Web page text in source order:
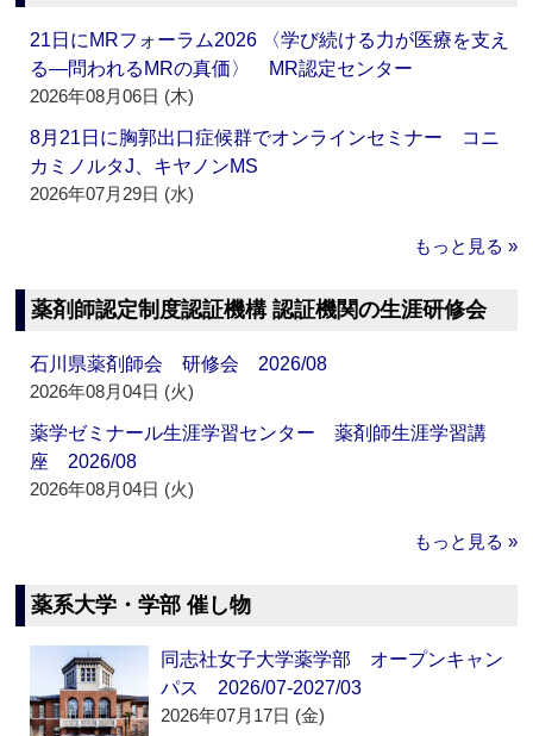
21日にMRフォーラム2026 〈学び続ける力が医療を支え
る―問われるMRの真価〉 MR認定センター
2026年08月06日 (木)
8月21日に胸郭出口症候群でオンラインセミナー コニ
カミノルタJ、キヤノンMS
2026年07月29日 (水)
もっと見る »
薬剤師認定制度認証機構 認証機関の生涯研修会
石川県薬剤師会 研修会 2026/08
2026年08月04日 (火)
薬学ゼミナール生涯学習センター 薬剤師生涯学習講
座 2026/08
2026年08月04日 (火)
もっと見る »
薬系大学・学部 催し物
同志社女子大学薬学部 オープンキャン
パス 2026/07-2027/03
2026年07月17日 (金)